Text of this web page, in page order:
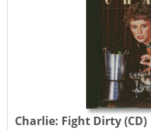
Charlie: Fight Dirty (CD)